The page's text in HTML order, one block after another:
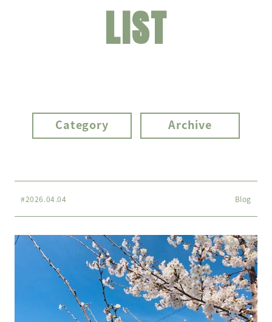
LIST
Category Archive
#2026.04.04 Blog